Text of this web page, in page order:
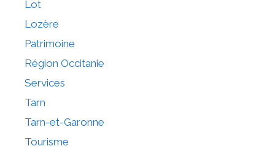
Lot
Lozère
Patrimoine
Région Occitanie
Services
Tarn
Tarn-et-Garonne
Tourisme